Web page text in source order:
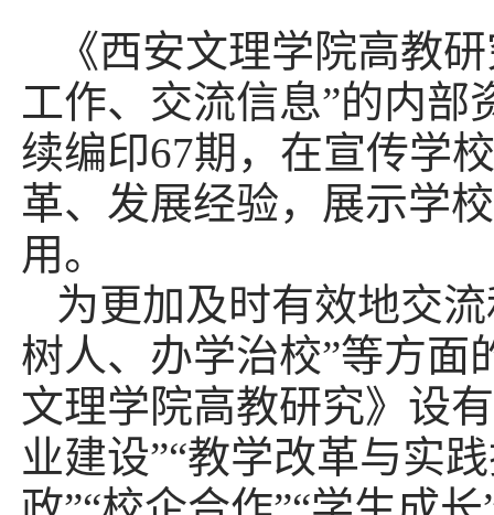
《西安文理学院高教
工作、交流信息”的内部
续编印67期， 在宣传学
革、发展经验，展示学
用。
为更加及时有效地交
树人、办学治校”等方面
文理学院高教研究》 设有
业建设”“教学改革与实践